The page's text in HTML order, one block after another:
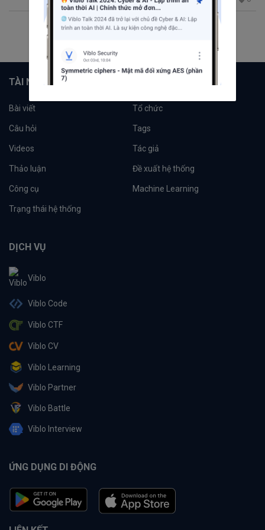
1 2
TÀI NGUYÊN
Bài viết Tổ chức
Câu hỏi Tags
Videos Tác giả
Thảo luận Đề xuất hệ thống
Công cụ Machine Learning
Trạng thái hệ thống
DỊCH VỤ
Viblo
Viblo Code
Viblo CTF
Viblo CV
Viblo Learning
Viblo Partner
Viblo Battle
Viblo Interview
ỨNG DỤNG DI ĐỘNG